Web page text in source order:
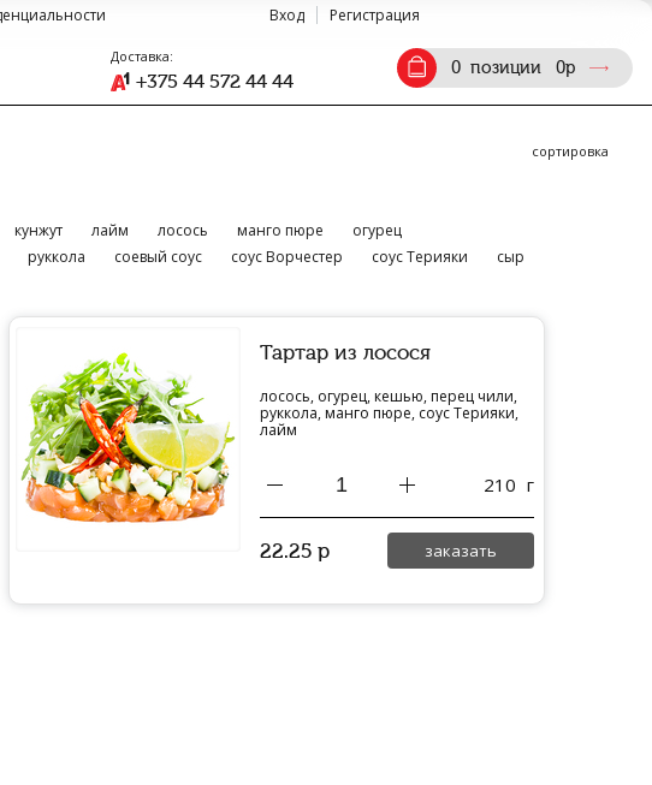
Вход Регистрация
Доставка:
+375 44 572 44 44
0 позиции 0р
сортировка
кунжут лайм лосось манго пюре
огурец
руккола соевый соус соус Ворчестер соус Терияки
сыр
Тартар из лосося
лосось, огурец, кешью, перец чили,
руккола, манго пюре, соус Терияки,
лайм
210 г
22.25 р заказать